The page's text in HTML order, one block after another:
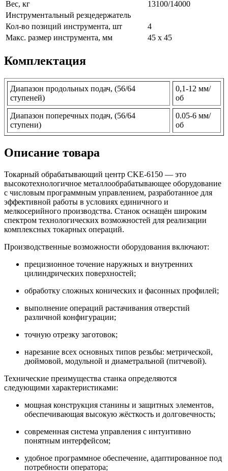
Вес, кг
13100/14000
Инструментальный резцедержатель
Кол-во позиций инструмента, шт
4
Макс. размер инструмента, мм
45 х 45
Комплектация
Диапазон продольных подач, (56/64
ступеней)
0,1-12 мм/
об
Диапазон поперечных подач, (56/64
ступени)
0.05-6 мм/
об
Описание товара
Токарный обрабатывающий центр CKE-6150 — это
высокотехнологичное металлообрабатывающее оборудование
с числовым программным управлением, разработанное для
эффективной работы в условиях единичного и
мелкосерийного производства. Станок оснащён широким
спектром технологических возможностей для реализации
комплексных токарных операций.
Производственные возможности оборудования включают:
прецизионное точение наружных и внутренних
цилиндрических поверхностей;
обработку сложных конических и фасонных профилей;
выполнение операций растачивания отверстий
различной конфигурации;
точную отрезку заготовок;
нарезание всех основных типов резьбы: метрической,
дюймовой, модульной и диаметральной (питчевой).
Технические преимущества станка определяются
следующими характеристиками:
мощная конструкция станины и защитных элементов,
обеспечивающая высокую жёсткость и долговечность;
современная система управления с интуитивно
понятным интерфейсом;
удобное программное обеспечение, адаптированное под
потребности оператора;